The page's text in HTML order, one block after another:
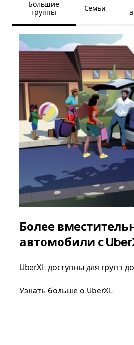
Большие
группы
Семьи
Более
автомобили с
UberXL доступны для групп
Узнать больше о UberXL